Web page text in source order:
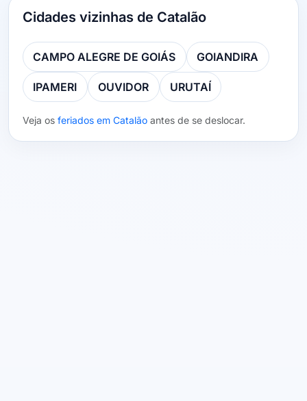
Cidades vizinhas de Catalão
CAMPO ALEGRE DE GOIÁS GOIANDIRA
IPAMERI OUVIDOR URUTAÍ
Veja os feriados em Catalão antes de se deslocar.